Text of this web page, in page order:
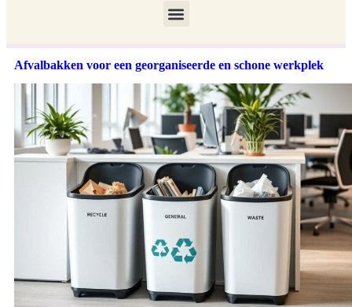
Afvalbakken voor een georganiseerde en schone werkplek